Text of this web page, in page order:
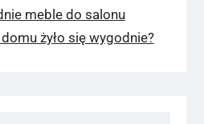
meble do salonu
żyło się wygodnie?